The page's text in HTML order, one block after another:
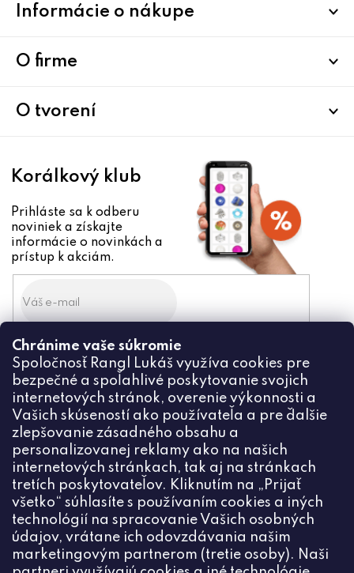
Chránime vaše súkromie
Spoločnosť Rangl Lukáš využíva cookies pre
bezpečné a spoľahlivé poskytovanie svojich
internetových stránok, overenie výkonnosti a
Vašich skúseností ako používateľa a pre ďalšie
zlepšovanie zásadného obsahu a
personalizovanej reklamy ako na našich
internetových stránkach, tak aj na stránkach
tretích poskytovateľov. Kliknutím na „Prijať
všetko“ súhlasíte s používaním cookies a iných
technológií na spracovanie Vašich osobných
údajov, vrátane ich odovzdávania našim
marketingovým partnerom (tretie osoby). Naši
Informácie o nákupe
O firme
O tvorení
Korálkový klub
Prihláste sa k odberu
noviniek a získajte
informácie o novinkách a
prístup k akciám.
Odoslaním súhlasíte zo
spracovaním osobných údajov
PRIHLÁSIŤ
Kontakt
info @ceske-koralky.sk
+420774444191